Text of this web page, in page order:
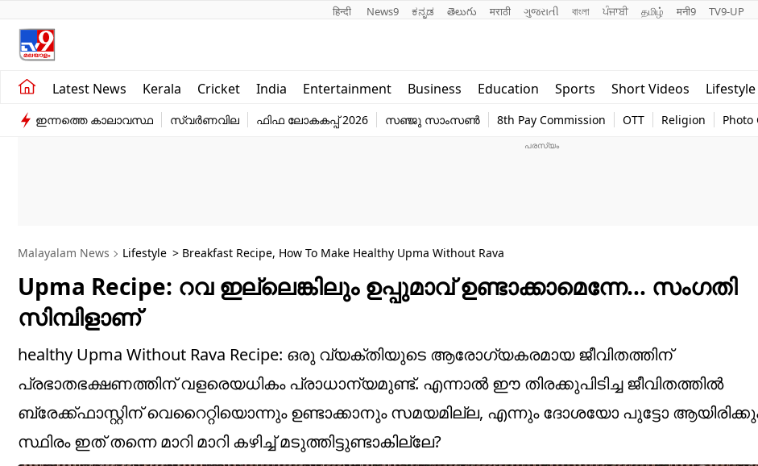
हिन्दी News9 ಕನ್ನಡ తెలుగు मराठी ગુજરાતી বাংলা ਪੰਜਾਬੀ தமிழ் मनी9 TV9-UP
Latest News Kerala Cricket India Entertainment Business Education Sports Short Videos Lifestyle
Kerala
India
Education
world
Web Story
ഇന്നത്തെ കാലാവസ്ഥ സ്വർണവില ഫിഫ ലോകകപ്പ് 2026 സഞ്ജു സാംസൺ 8th Pay Commission OTT Religion Photo
Malayalam News Lifestyle > Breakfast Recipe, How To Make Healthy Upma Without Rava
Upma Recipe: റവ ഇല്ലെങ്കിലും ഉപ്പുമാവ് ഉണ്ടാക്കാമെന്നേ… സംഗതി
സിമ്പിളാണ്
healthy Upma Without Rava Recipe: ഒരു വ്യക്തിയുടെ ആരോഗ്യകരമായ ജീവിതത്തിന്
പ്രഭാതഭക്ഷണത്തിന് വളരെയധികം പ്രാധാന്യമുണ്ട്. എന്നാൽ ഈ തിരക്കുപിടിച്ച ജീവിതത്തിൽ
ബ്രേക്ക്ഫാസ്റ്റിന് വെറൈറ്റിയൊന്നും ഉണ്ടാക്കാനും സമയമില്ല, എന്നും ദോശയോ പുട്ടോ
സ്ഥിരം ഇത് തന്നെ മാറി മാറി കഴിച്ച് മടുത്തിട്ടുണ്ടാകില്ലേ?